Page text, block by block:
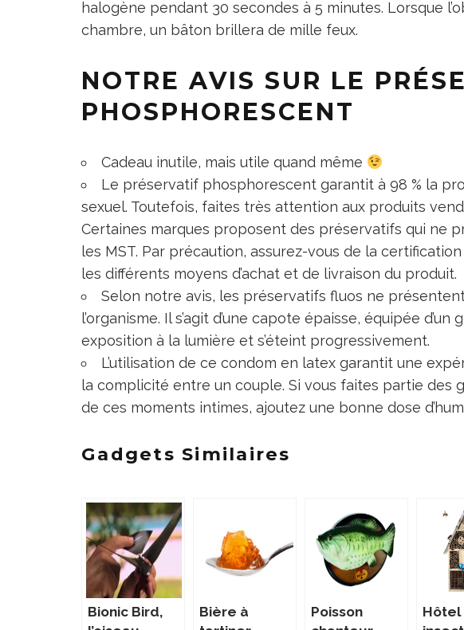
halogène pendant 30 secondes à 5 minutes. Lorsque
chambre, un bâton brillera de mille feux.
NOTRE AVIS SUR LE
PHOSPHORESCENT
Cadeau inutile, mais utile quand même
Le préservatif phosphorescent garantit à 98 % la
sexuel. Toutefois, faites très attention aux produits
Certaines marques proposent des préservatifs qui ne
les MST. Par précaution, assurez-vous de la
les différents moyens d’achat et de livraison du produit.
Selon notre avis, les préservatifs fluos ne
l’organisme. Il s’agit d’une capote épaisse, équipée
exposition à la lumière et s’éteint progressivement.
L’utilisation de ce condom en latex garantit une
la complicité entre un couple. Si vous faites partie des
de ces moments intimes, ajoutez une bonne dose
Gadgets Similaires
Bionic Bird,
Bière à
Poisson
Hôtel